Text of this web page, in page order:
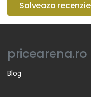
Salveaza recenzie
pricearena.ro
Blog